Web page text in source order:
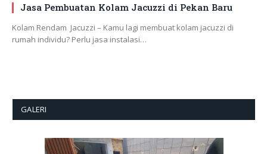
Jasa Pembuatan Kolam Jacuzzi di Pekan Baru
Kolam Rendam Jacuzzi – Kamu lagi membuat kolam jacuzzi di
rumah individu? Perlu jasa instalasi…
GALERI